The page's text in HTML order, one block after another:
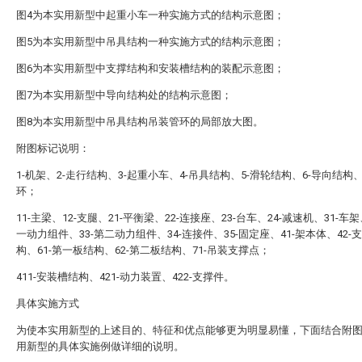
图4为本实用新型中起重小车一种实施方式的结构示意图；
图5为本实用新型中吊具结构一种实施方式的结构示意图；
图6为本实用新型中支撑结构和安装槽结构的装配示意图；
图7为本实用新型中导向结构处的结构示意图；
图8为本实用新型中吊具结构吊装管环的局部放大图。
附图标记说明：
1-机架、2-走行结构、3-起重小车、4-吊具结构、5-滑轮结构、6-导向结构
环；
11-主梁、12-支腿、21-平衡梁、22-连接座、23-台车、24-减速机、31-车
一动力组件、33-第二动力组件、34-连接件、35-固定座、41-架本体、42-
构、61-第一板结构、62-第二板结构、71-吊装支撑点；
411-安装槽结构、421-动力装置、422-支撑件。
具体实施方式
为使本实用新型的上述目的、特征和优点能够更为明显易懂，下面结合附
用新型的具体实施例做详细的说明。